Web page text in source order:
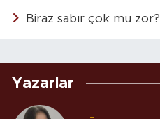
Biraz sabır çok mu zor?
Yazarlar